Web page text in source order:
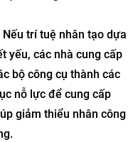
trí tuệ nhân tạo dựa
yếu, các nhà cung cấp
bộ công cụ thành các
nỗ lực để cung cấp
giảm thiểu nhân công